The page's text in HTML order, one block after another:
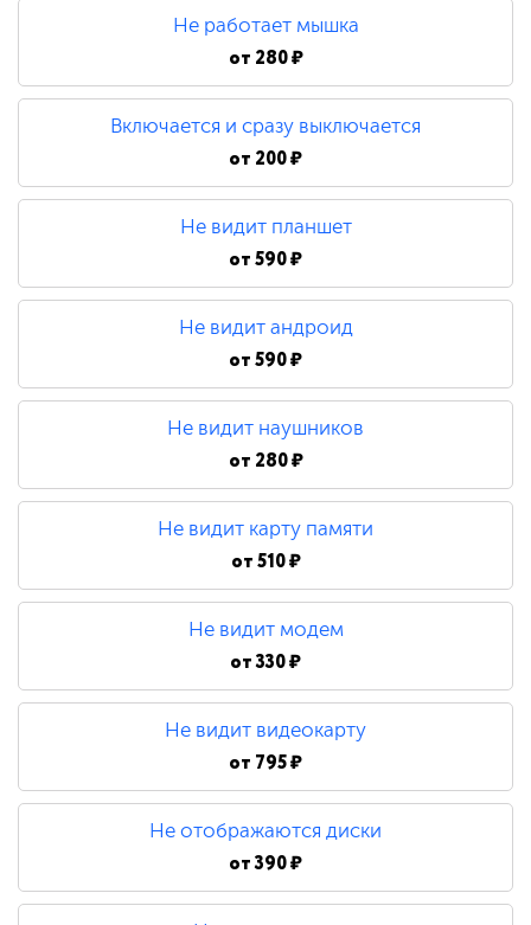
Не работает мышка
от 280 ₽
Включается и сразу выключается
от 200 ₽
Не видит планшет
от590 ₽
Не видит андроид
от590 ₽
Не видит наушников
от 280 ₽
Не видит карту памяти
от510 ₽
Не видит модем
от330 ₽
Не видит видеокарту
от 795 ₽
Не отображаются диски
от390 ₽